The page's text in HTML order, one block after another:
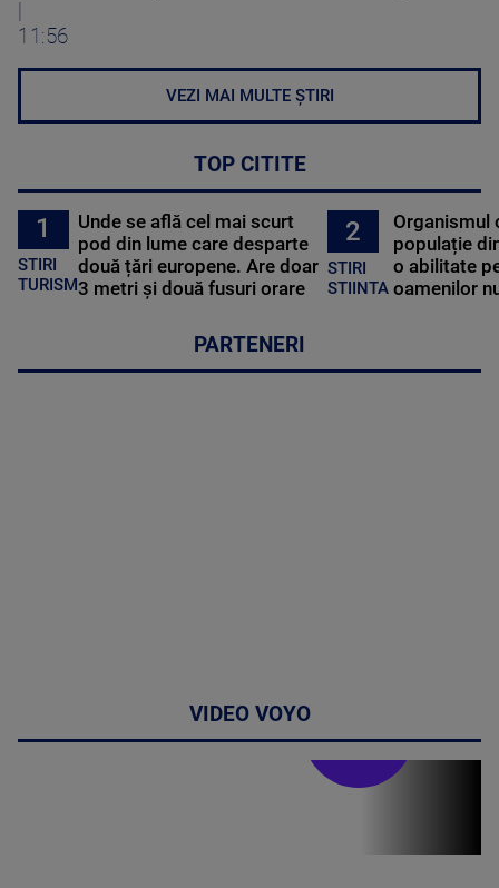
11:56
VEZI MAI MULTE ȘTIRI
TOP CITITE
1
STIRI
TURISM
Unde se află cel mai scurt
pod din lume care desparte
două țări europene. Are doar
3 metri și două fusuri orare
2
STIRI
STIINTA
Organismul
populație
o abilitate
oamenilor
PARTENERI
VIDEO VOYO